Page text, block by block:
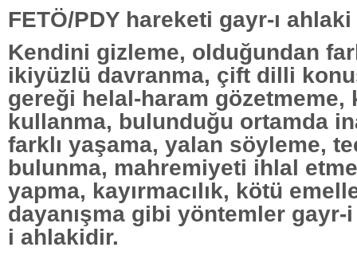
FETÖ/PDY hareketi gayr-ı
Kendini gizleme, olduğundan
ikiyüzlü davranma, çift dilli
gereği helal-haram gözetmeme,
kullanma, bulunduğu ortamda
farklı yaşama, yalan söyleme,
bulunma, mahremiyeti ihlal
yapma, kayırmacılık, kötü
dayanışma gibi yöntemler
i ahlakidir.